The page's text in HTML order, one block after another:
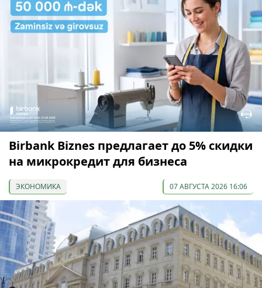
Birbank Biznes предлагает до 5% скидки
на микрокредит для бизнеса
ЭКОНОМИКА 07 АВГУСТА 2026 16:06